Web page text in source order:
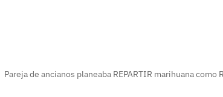
Pareja de ancianos planeaba REPARTIR marihuana como